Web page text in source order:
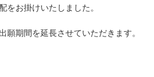
地域創生学科
をお掛けいたしました。
期間を延長させていただきます。